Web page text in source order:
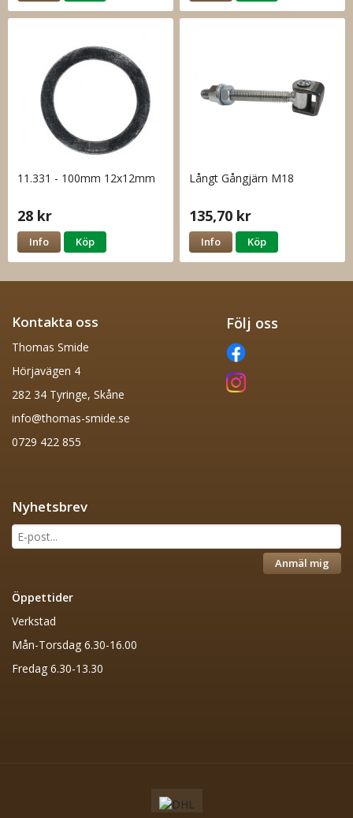
11.331 - 100mm 12x12mm
28 kr
Info Köp
Långt Gångjärn M18
135,70 kr
Info Köp
Kontakta oss
Thomas Smide
Hörjavägen 4
282 34 Tyringe, Skåne
info@thomas-smide.se
0729 422 855
Följ oss
Nyhetsbrev
Anmäl mig
Öppettider
Verkstad
Mån-Torsdag 6.30-16.00
Fredag 6.30-13.30